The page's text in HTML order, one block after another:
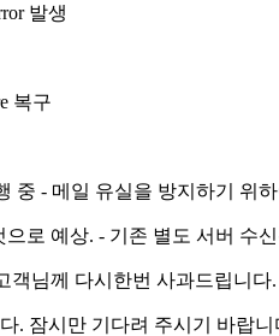
발생
복구
중 - 메일 유실을 방지하기 위
로 예상. - 기존 별도 서버 수
객님께 다시한번 사과드립니다.
. 잠시만 기다려 주시기 바랍니